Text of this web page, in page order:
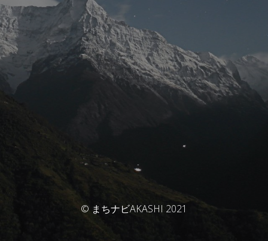
© まちナビAKASHI 2021